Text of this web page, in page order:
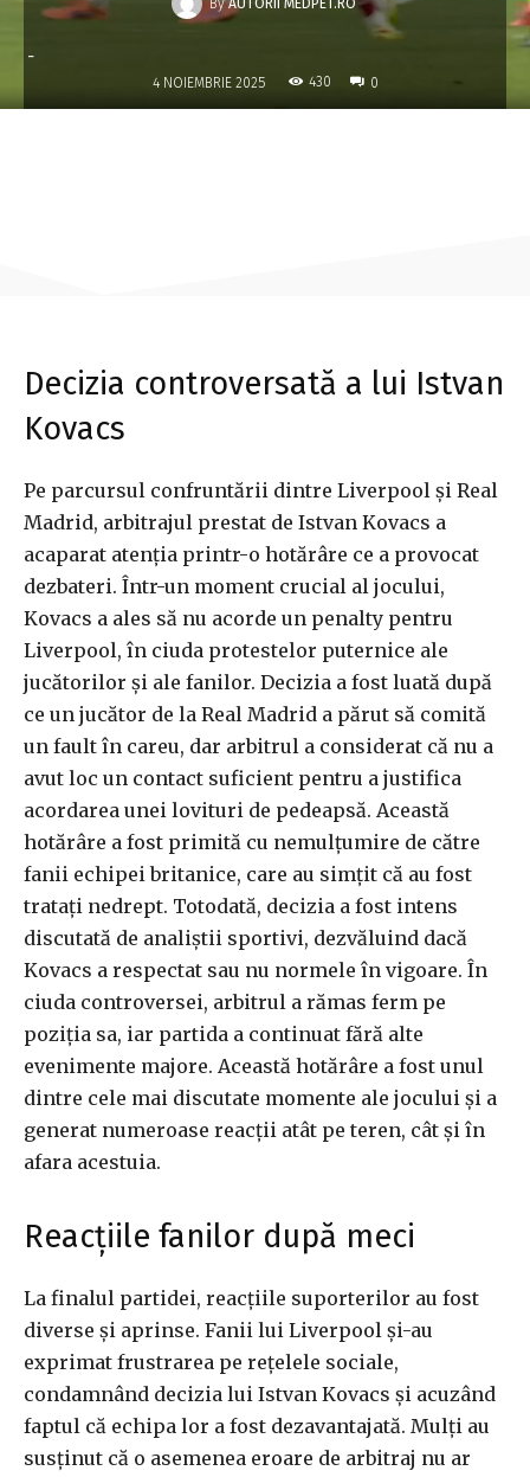
By AUTORII MEDPET.RO
-
4 NOIEMBRIE 2025 430 0
Decizia controversată a lui Istvan
Kovacs
Pe parcursul confruntării dintre Liverpool și Real
Madrid, arbitrajul prestat de Istvan Kovacs a
acaparat atenția printr-o hotărâre ce a provocat
dezbateri. Într-un moment crucial al jocului,
Kovacs a ales să nu acorde un penalty pentru
Liverpool, în ciuda protestelor puternice ale
jucătorilor și ale fanilor. Decizia a fost luată după
ce un jucător de la Real Madrid a părut să comită
un fault în careu, dar arbitrul a considerat că nu a
avut loc un contact suficient pentru a justifica
acordarea unei lovituri de pedeapsă. Această
hotărâre a fost primită cu nemulțumire de către
fanii echipei britanice, care au simțit că au fost
tratați nedrept. Totodată, decizia a fost intens
discutată de analiștii sportivi, dezvăluind dacă
Kovacs a respectat sau nu normele în vigoare. În
ciuda controversei, arbitrul a rămas ferm pe
poziția sa, iar partida a continuat fără alte
evenimente majore. Această hotărâre a fost unul
dintre cele mai discutate momente ale jocului și a
generat numeroase reacții atât pe teren, cât și în
afara acestuia.
Reacțiile fanilor după meci
La finalul partidei, reacțiile suporterilor au fost
diverse și aprinse. Fanii lui Liverpool și-au
exprimat frustrarea pe rețelele sociale,
condamnând decizia lui Istvan Kovacs și acuzând
faptul că echipa lor a fost dezavantajată. Mulți au
susținut că o asemenea eroare de arbitraj nu ar